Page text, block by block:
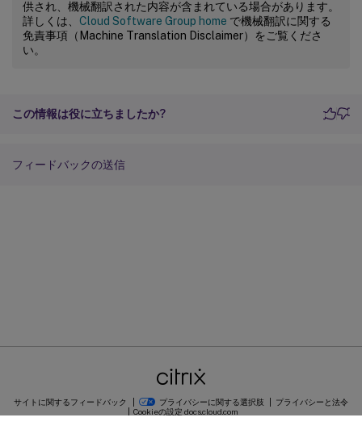
供され、機械翻訳された内容が含まれている場合があります。
詳しくは、 Cloud Software Group home で機械翻訳に関する
免責事項（Machine Translation Disclaimer）をご覧くださ
い。
この情報は役に立ちましたか?
フィードバックの送信
サイトに関するフィードバック プライバシーに関する選択肢
プライバシーと法令
Cookieの設定 docs.cloud.com